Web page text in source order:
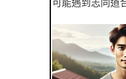
可能遇到志同道